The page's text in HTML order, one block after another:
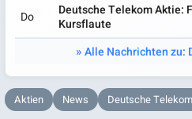
Do
Deutsche Telekom Aktie:
Kursflaute
Alle Nachrichten zu:
Aktien News Deutsche Telekom